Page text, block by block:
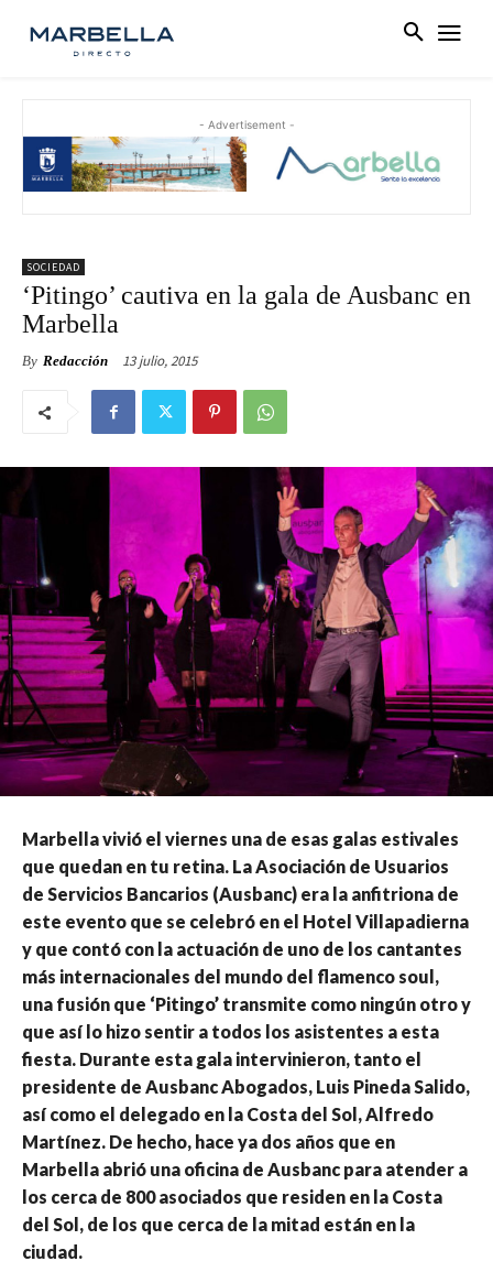
- Advertisement -
SOCIEDAD
‘Pitingo’ cautiva en la gala de Ausbanc en
Marbella
By Redacción 13 julio, 2015
Marbella vivió el viernes una de esas galas estivales
que quedan en tu retina. La Asociación de Usuarios
de Servicios Bancarios (Ausbanc) era la anfitriona de
este evento que se celebró en el Hotel Villapadierna
y que contó con la actuación de uno de los cantantes
más internacionales del mundo del flamenco soul,
una fusión que ‘Pitingo’ transmite como ningún otro y
que así lo hizo sentir a todos los asistentes a esta
fiesta. Durante esta gala intervinieron, tanto el
presidente de Ausbanc Abogados, Luis Pineda Salido,
así como el delegado en la Costa del Sol, Alfredo
Martínez. De hecho, hace ya dos años que en
Marbella abrió una oficina de Ausbanc para atender a
los cerca de 800 asociados que residen en la Costa
del Sol, de los que cerca de la mitad están en la
ciudad.